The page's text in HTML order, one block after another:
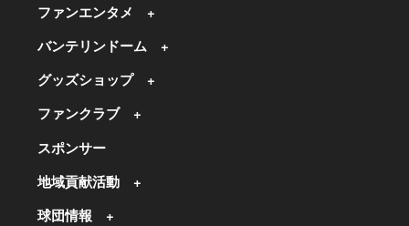
ファンエンタメ
バンテリンドーム
グッズショップ
ファンクラブ
スポンサー
地域貢献活動
球団情報